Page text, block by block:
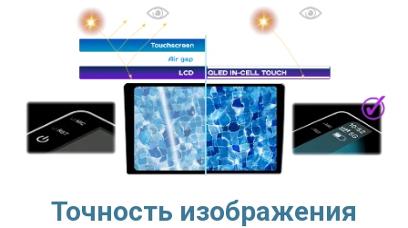
Точность изображения